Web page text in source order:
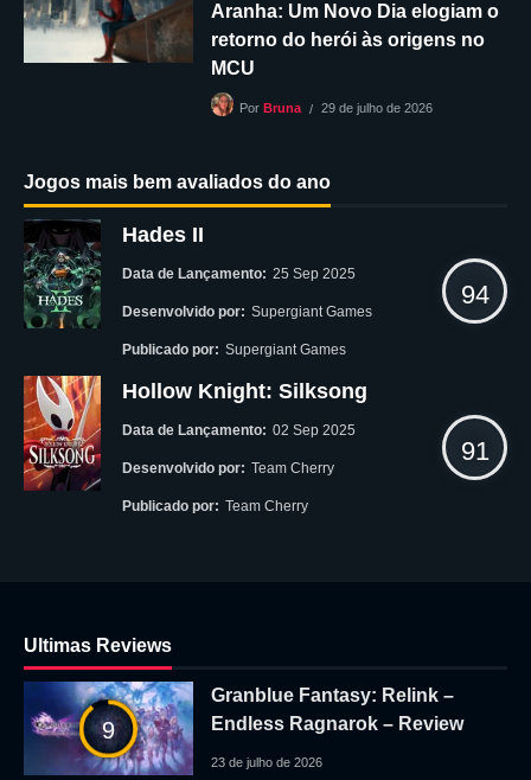
Aranha: Um Novo Dia elogiam o
retorno do herói às origens no
MCU
Por Bruna 29 de julho de 2026
Jogos mais bem avaliados do ano
Hades II
Data de Lançamento: 25 Sep 2025
Desenvolvido por: Supergiant Games
Publicado por: Supergiant Games
94
Hollow Knight: Silksong
Data de Lançamento: 02 Sep 2025
Desenvolvido por: Team Cherry
Publicado por: Team Cherry
91
Ultimas Reviews
9
Granblue Fantasy: Relink –
Endless Ragnarok – Review
23 de julho de 2026